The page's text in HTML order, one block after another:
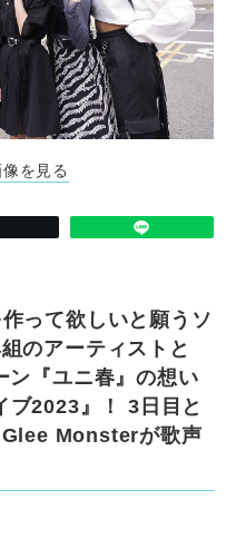
を見る
って欲しいと願うソ
のアーティストと
ン『ユニ春』の想い
ブ2023』！ 3日目と
Monsterが歌声